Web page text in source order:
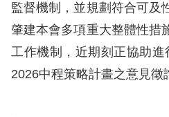
快
捷
鍵
監督機制，並規劃符合可及
肇建本會多項重大整體性措
工作機制，近期刻正協助
2026中程策略計畫之意見徵